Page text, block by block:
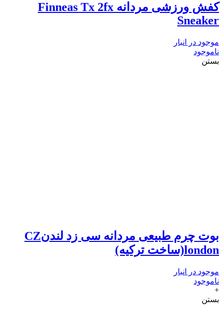
کفش ورزشی مردانه Finneas Tx 2fx
Sneaker
موجود در انبار
ناموجود
بستن
بوت چرم طبیعی مردانه سی زد لندنCZ
london(ساخت ترکیه)
موجود در انبار
ناموجود
+
بستن